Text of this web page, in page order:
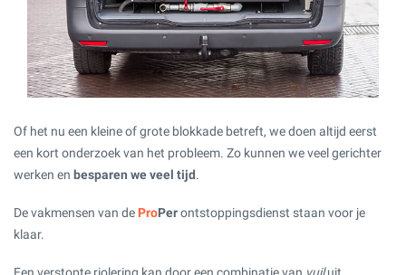
Of het nu een kleine of grote blokkade betreft, we doen altijd eerst
een kort onderzoek van het probleem. Zo kunnen we veel gerichter
werken en besparen we veel tijd.
De vakmensen van de ProPerontstoppingsdienst staan voor je
klaar.